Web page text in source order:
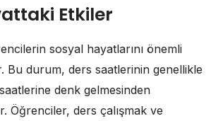
Etkiler
sosyal hayatlarını önemli
Bu durum, ders saatlerinin genellikle
denk gelmesinden
Öğrenciler, ders çalışmak ve